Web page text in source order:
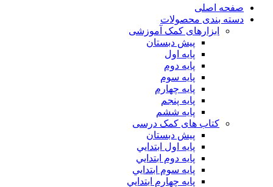
صفحه اصلی
دسته بندی محصولات
ابزارهای کمک آموزشی
پیش دبستان
پایه اول
پایه دوم
پایه سوم
پایه چهارم
پايه پنجم
پایه ششم
کتاب های کمک درسی
پیش دبستان
پايه اول ابتدايي
پايه دوم ابتدايي
پايه سوم ابتدايي
پايه چهارم ابتدايي